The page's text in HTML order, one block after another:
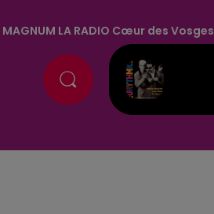
MAGNUM LA RADIO Cœur des Vosges